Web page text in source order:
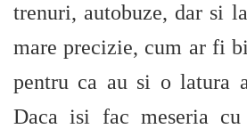
trenuri, autobuze, dar si
mare precizie, cum ar fi
pentru ca au si o latura
Daca isi fac meseria